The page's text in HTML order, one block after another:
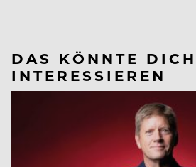
DAS KÖNNTE
INTERESSIEREN